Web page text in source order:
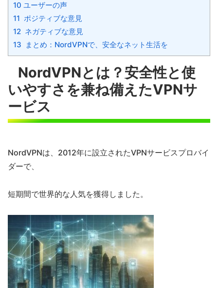
10 ユーザーの声
11 ポジティブな意見
12 ネガティブな意見
13 まとめ：NordVPNで、安全なネット生活を
NordVPNとは？安全性と使
いやすさを兼ね備えたVPNサ
ービス
NordVPNは、2012年に設立されたVPNサービスプロバイ
ダーで、
短期間で世界的な人気を獲得しました。